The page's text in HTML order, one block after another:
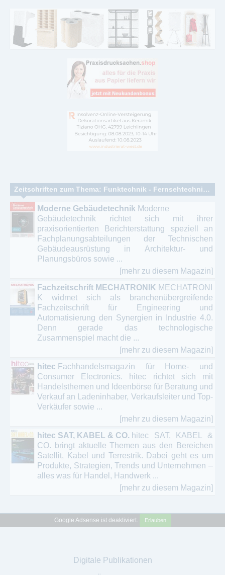
Zeitschriften zum Thema: Funktechnik - Fernsehtechnik - Elektronik – Konsumelektronik – Radiotechnik
Moderne Gebäudetechnik ​Moderne
Gebäudetechnik richtet sich mit ihrer
praxisorientierten Berichterstattung speziell an
Fachplanungsabteilungen der Technischen
Gebäudeausrüstung in Architektur- und
Planungsbüros sowie ...
[mehr zu diesem Magazin]
Fachzeitschrift MECHATRONIK MECHATRONI
K widmet sich als branchenübergreifende
Fachzeitschrift für Engineering und
Automatisierung den Synergien in Industrie 4.0.
Denn gerade das technologische
Zusammenspiel macht die ...
[mehr zu diesem Magazin]
hitec Fachhandelsmagazin für Home- und
Consumer Electronics. hitec richtet sich mit
Handelsthemen und Ideenbörse für Beratung und
Verkauf an Ladeninhaber, Verkaufsleiter und Top-
Verkäufer sowie ...
[mehr zu diesem Magazin]
hitec SAT, KABEL & CO. hitec SAT, KABEL &
CO. bringt aktuelle Themen aus den Bereichen
Satellit, Kabel und Terrestrik. Dabei geht es um
Produkte, Strategien, Trends und Unternehmen –
alles was für Handel, Handwerk ...
[mehr zu diesem Magazin]
Google Adsense ist deaktiviert. Erlauben
Digitale Publikationen